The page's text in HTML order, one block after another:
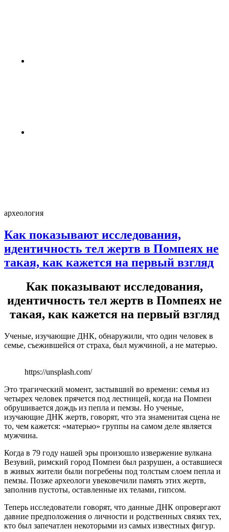
археология
Как показывают исследования,
идентичность тел жертв в Помпеях не
такая, как кажется на первый взгляд
Как показывают исследования,
идентичность тел жертв в Помпеях не
такая, как кажется на первый взгляд
Ученые, изучающие ДНК, обнаружили, что один человек в
семье, съежившейся от страха, был мужчиной, а не матерью.
https://unsplash.com/
Это трагический момент, застывший во времени: семья из
четырех человек прячется под лестницей, когда на Помпеи
обрушивается дождь из пепла и пемзы. Но ученые,
изучающие ДНК жертв, говорят, что эта знаменитая сцена не
то, чем кажется: «матерью» группы на самом деле является
мужчина.
Когда в 79 году нашей эры произошло извержение вулкана
Везувий, римский город Помпеи был разрушен, а оставшиеся
в живых жители были погребены под толстым слоем пепла и
пемзы. Позже археологи увековечили память этих жертв,
заполнив пустоты, оставленные их телами, гипсом.
Теперь исследователи говорят, что данные ДНК опровергают
давние предположения о личности и родственных связях тех,
кто был запечатлен некоторыми из самых известных фигур.